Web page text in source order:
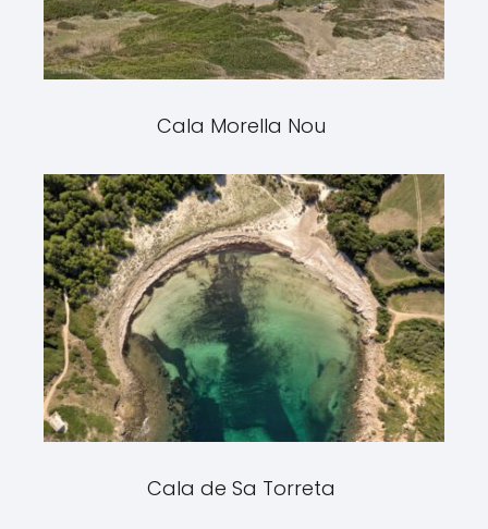
Cala Morella Nou
Cala de Sa Torreta